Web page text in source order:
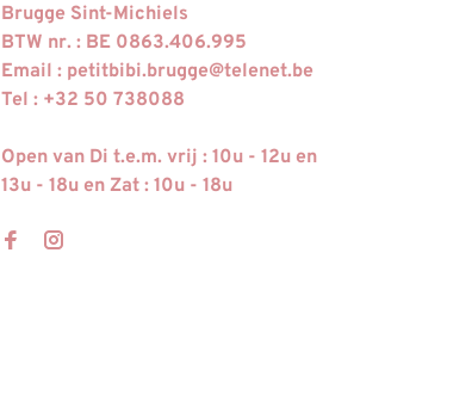
Brugge Sint-Michiels
BTW nr. : BE 0863.406.995
Email : petitbibi.brugge@telenet.be
Tel : +32 50 738088
Open van Di t.e.m. vrij : 10u - 12u en
13u - 18u en Zat : 10u - 18u